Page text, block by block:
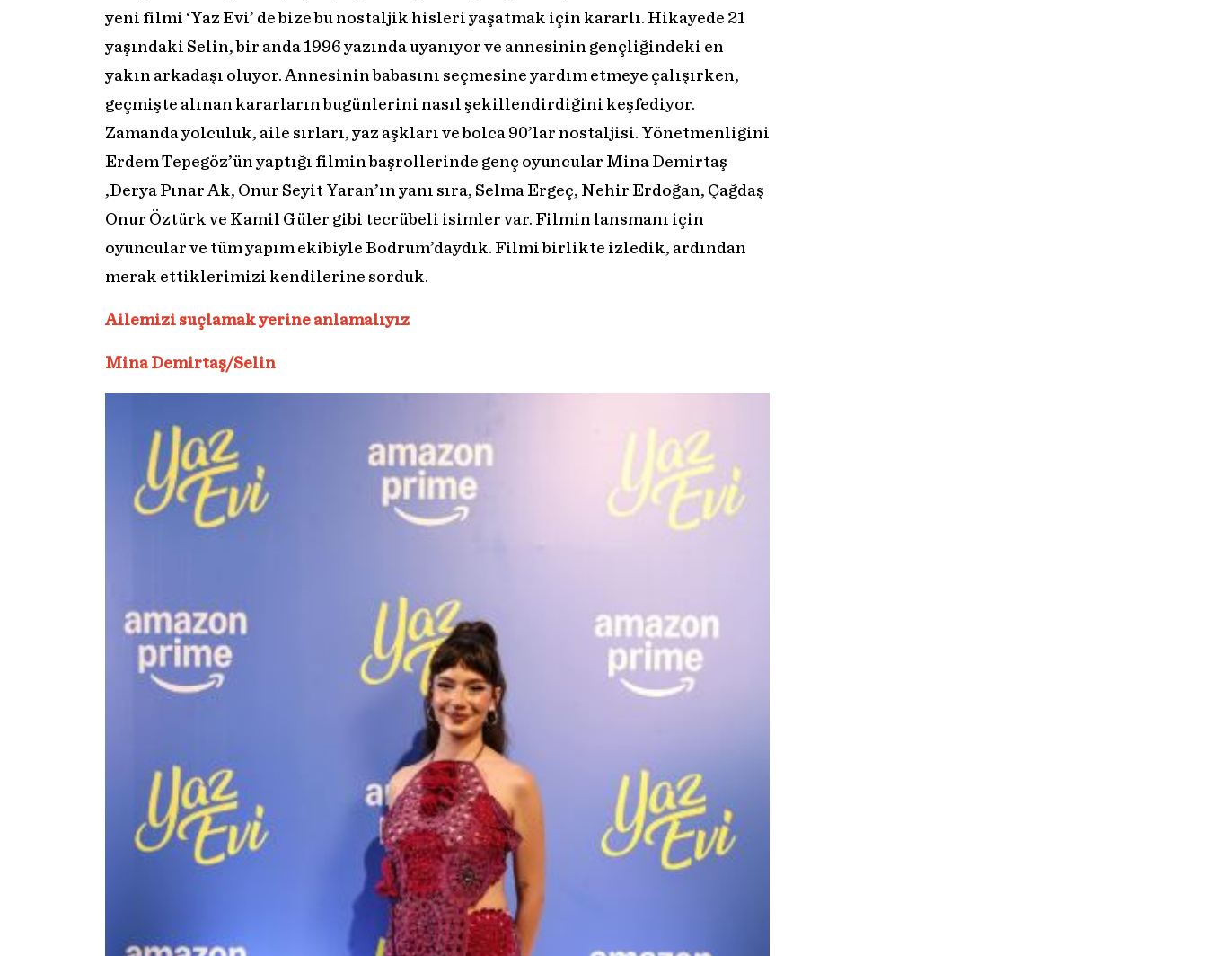
yeni filmi ‘Yaz Evi’ de bize bu nostaljik hisleri yaşatmak için kararlı. Hikayede 21
yaşındaki Selin, bir anda 1996 yazında uyanıyor ve annesinin gençliğindeki en
yakın arkadaşı oluyor. Annesinin babasını seçmesine yardım etmeye çalışırken,
geçmişte alınan kararların bugünlerini nasıl şekillendirdiğini keşfediyor.
Zamanda yolculuk, aile sırları, yaz aşkları ve bolca 90’lar nostaljisi. Yönetmenliğini
Erdem Tepegöz’ün yaptığı filmin başrollerinde genç oyuncular Mina Demirtaş
,Derya Pınar Ak, Onur Seyit Yaran’ın yanı sıra, Selma Ergeç, Nehir Erdoğan, Çağdaş
Onur Öztürk ve Kamil Güler gibi tecrübeli isimler var. Filmin lansmanı için
oyuncular ve tüm yapım ekibiyle Bodrum’daydık. Filmi birlikte izledik, ardından
merak ettiklerimizi kendilerine sorduk.
Ailemizi suçlamak yerine anlamalıyız
Mina Demirtaş/Selin